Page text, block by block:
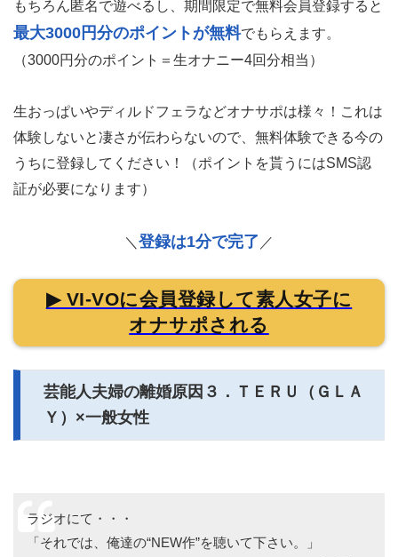
もちろん匿名で遊べるし、期間限定で無料会員登録すると
最大3000円分のポイントが無料でもらえます。
（3000円分のポイント＝生オナニー4回分相当）
生おっぱいやディルドフェラなどオナサポは様々！これは
体験しないと凄さが伝わらないので、無料体験できる今の
うちに登録してください！（ポイントを貰うにはSMS認
証が必要になります）
＼ 登録は1分で完了 ／
▶ VI-VOに会員登録して素人女子に
オナサポされる
芸能人夫婦の離婚原因３．ＴＥＲＵ（ＧＬＡ
Ｙ）×一般女性
ラジオにて・・・
「それでは、俺達の“NEW作”を聴いて下さい。」